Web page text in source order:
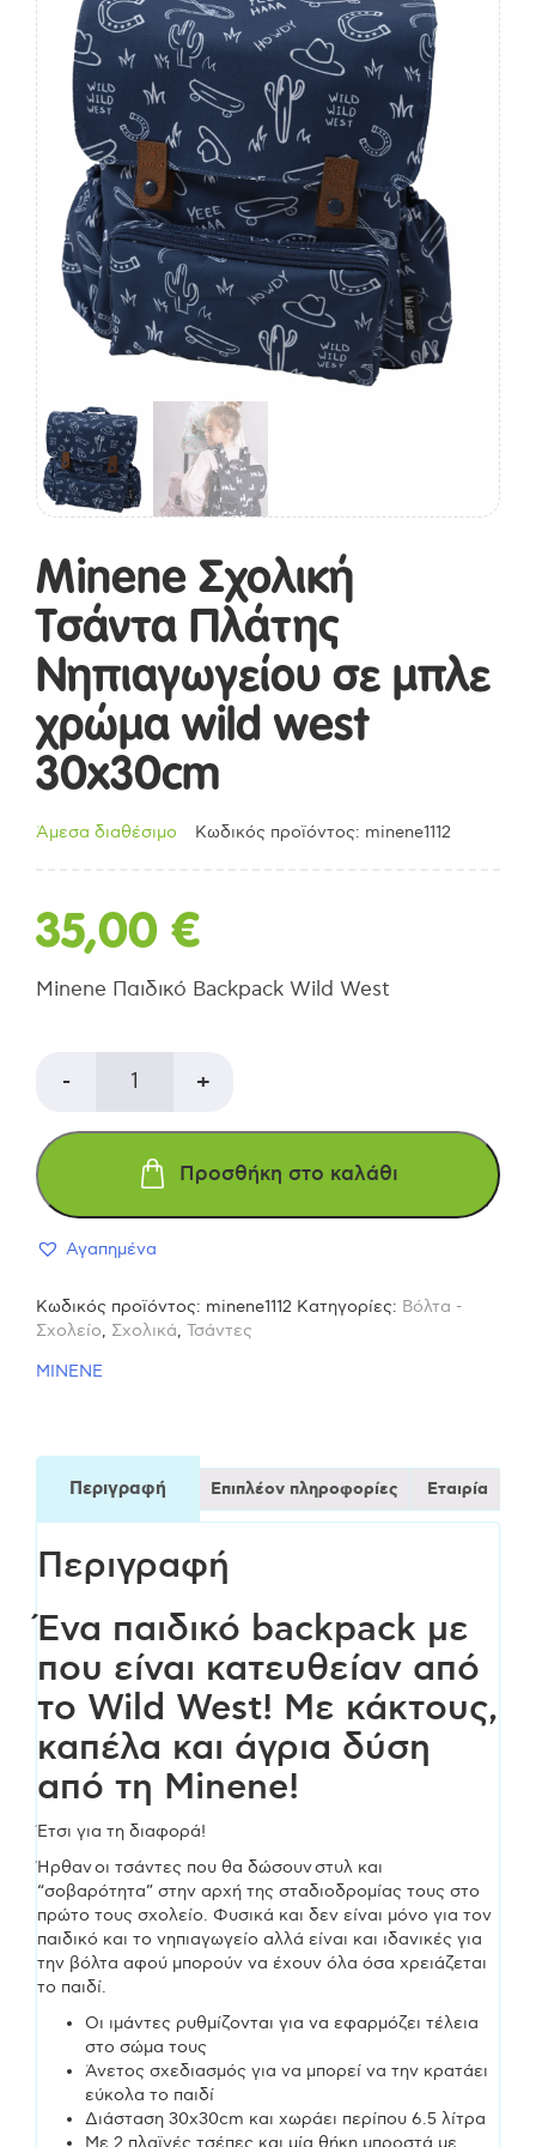
Minene Σχολική
Τσάντα Πλάτης
Νηπιαγωγείου σε μπλε
χρώμα wild west
30x30cm
Άμεσα διαθέσιμο Κωδικός προϊόντος: minene1112
35,00 €
Minene Παιδικό Backpack Wild West
- Minene
Σχολική
Πλάτης
Νηπιαγωγείου
σε
χρώμα
wild
west
30x30cm
ποσότητα
+
Προσθήκη στο καλάθι
Αγαπημένα
Κωδικός προϊόντος: minene1112 Κατηγορίες: Βόλτα -
Σχολείο, Σχολικά, Τσάντες
MINENE
Περιγραφή Επιπλέον πληροφορίες Εταιρία
Περιγραφή
Ένα παιδικό backpack με
που είναι κατευθείαν από
το Wild West! Με κάκτους,
καπέλα και άγρια δύση
από τη Minene!
Έτσι για τη διαφορά!
Ήρθαν οι τσάντες που θα δώσουν στυλ και
“σοβαρότητα” στην αρχή της σταδιοδρομίας τους στο
πρώτο τους σχολείο. Φυσικά και δεν είναι μόνο για τον
παιδικό και το νηπιαγωγείο αλλά είναι και ιδανικές για
την βόλτα αφού μπορούν να έχουν όλα όσα χρειάζεται
το παιδί.
Οι ιμάντες ρυθμίζονται για να εφαρμόζει τέλεια
στο σώμα τους
Άνετος σχεδιασμός για να μπορεί να την κρατάει
εύκολα το παιδί
Διάσταση 30x30cm και χωράει περίπου 6.5 λίτρα